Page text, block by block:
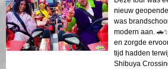
nieuw
was
modern aan.
en zorgde
tijd hadden
Shibuya